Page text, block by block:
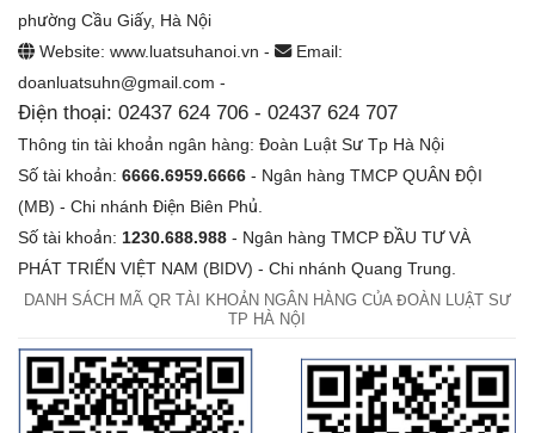
phường Cầu Giấy, Hà Nội
Website: www.luatsuhanoi.vn -
Email:
doanluatsuhn@gmail.com -
Điện thoại: 02437 624 706 - 02437 624 707
Thông tin tài khoản ngân hàng: Đoàn Luật Sư Tp Hà Nội
Số tài khoản: 6666.6959.6666 - Ngân hàng TMCP QUÂN ĐỘI
(MB) - Chi nhánh Điện Biên Phủ.
Số tài khoản: 1230.688.988 - Ngân hàng TMCP ĐẦU TƯ VÀ
PHÁT TRIỂN VIỆT NAM (BIDV) - Chi nhánh Quang Trung.
DANH SÁCH MÃ QR TÀI KHOẢN NGÂN HÀNG CỦA ĐOÀN LUẬT SƯ
TP HÀ NỘI